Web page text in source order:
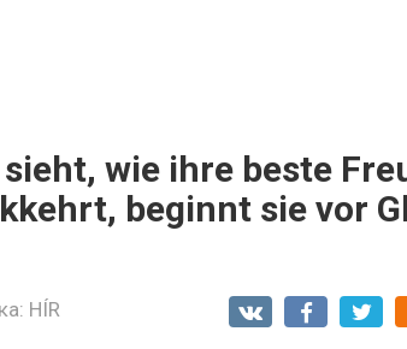
wie ihre beste
beginnt sie vor
HÍR